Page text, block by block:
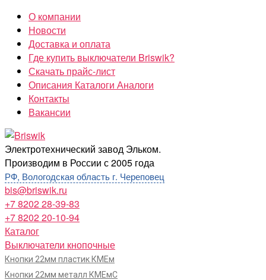
Перейти
содержимому
О компании
Новости
Доставка и оплата
Где купить выключатели Briswik?
Скачать прайс-лист
Описания Каталоги Аналоги
Контакты
Вакансии
Briswik
Электротехнический завод Эльком.
Производим в России с 2005 года
РФ, Вологодская область г. Череповец
bis@briswik.ru
+7 8202 28-39-83
+7 8202 20-10-94
Каталог
Выключатели кнопочные
Кнопки 22мм пластик КМЕм
Кнопки 22мм металл КМЕмС